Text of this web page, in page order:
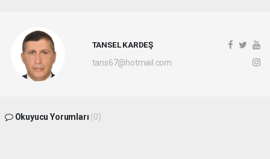
TANSEL KARDEŞ
tans67@hotmail.com
Okuyucu Yorumları (0)